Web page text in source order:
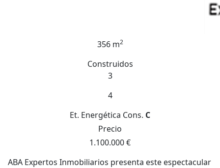
356 m2
Construidos
3
4
Et. Energética Cons. C
Precio
1.100.000 €
ABA Expertos Inmobiliarios presenta este espectacular